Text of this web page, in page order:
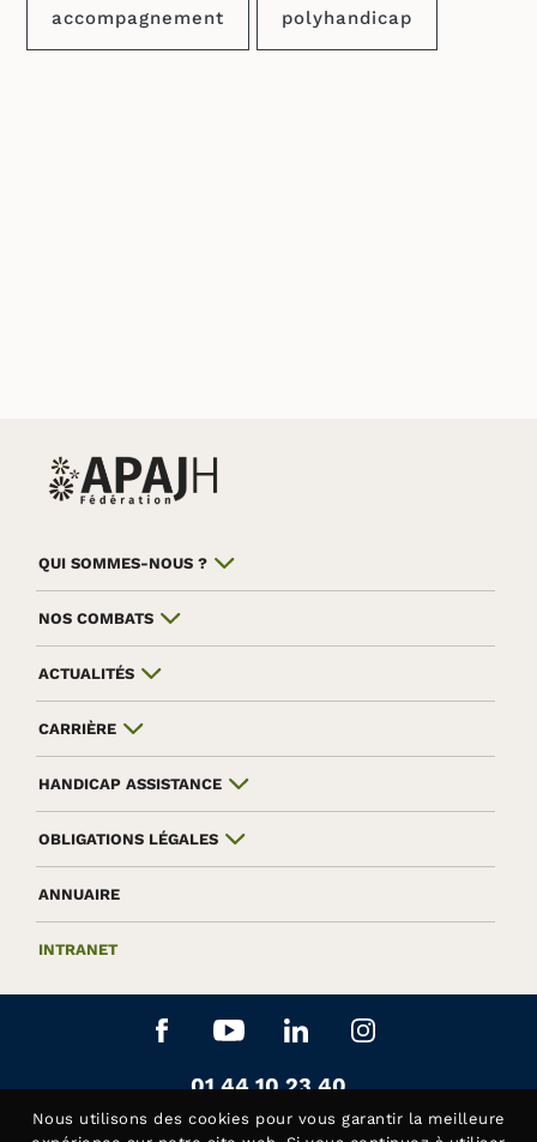
accompagnement polyhandicap
QUI SOMMES-NOUS ?
NOS COMBATS
ACTUALITÉS
CARRIÈRE
HANDICAP ASSISTANCE
OBLIGATIONS LÉGALES
ANNUAIRE
INTRANET
Aller sur le réseau social
Aller sur le réseau social
Aller sur le réseau
Aller sur le
Contactez-nous au
01 44 10 23 40
Siège de la Fédération APAJH
Nous utilisons des cookies pour vous garantir la meilleure